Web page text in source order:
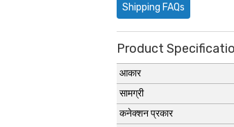
Shipping FAQs
Product
आकार
सामग्री
कनेक्शन प्रकार